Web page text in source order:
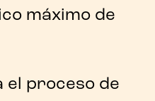
máximo de
el proceso de